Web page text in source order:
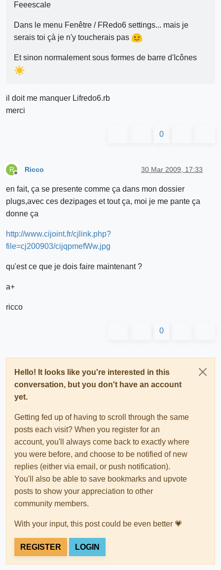
Feeescale
Dans le menu Fenêtre / FRedo6 settings... mais je
serais toi çà je n'y toucherais pas
Et sinon normalement sous formes de barre d'Icônes
il doit me manquer Lifredo6.rb
merci
0
R Ricco 30 Mar 2009, 17:33
en fait, ça se presente comme ça dans mon dossier
plugs,avec ces dezipages et tout ça, moi je me pante ça
donne ça
http://www.cijoint.fr/cjlink.php?
file=cj200903/cijqpmefWw.jpg
qu'est ce que je dois faire maintenant ?
a+
ricco
0
Hello! It looks like you're interested in this
conversation, but you don't have an account
yet.
Getting fed up of having to scroll through the same
posts each visit? When you register for an
account, you'll always come back to exactly where
you were before, and choose to be notified of new
replies (either via email, or push notification).
You'll also be able to save bookmarks and upvote
posts to show your appreciation to other
community members.
With your input, this post could be even better 💗
REGISTER LOGIN